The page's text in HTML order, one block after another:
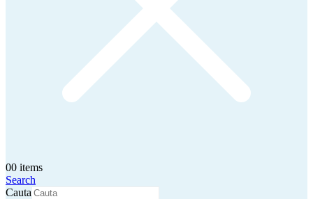
00 items
Search
Cauta